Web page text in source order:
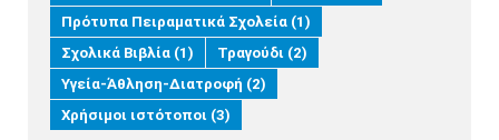
Πρότυπα Πειραματικά Σχολεία (1)
Σχολικά Βιβλία (1) Τραγούδι (2)
Υγεία-Άθληση-Διατροφή (2)
Χρήσιμοι ιστότοποι (3)